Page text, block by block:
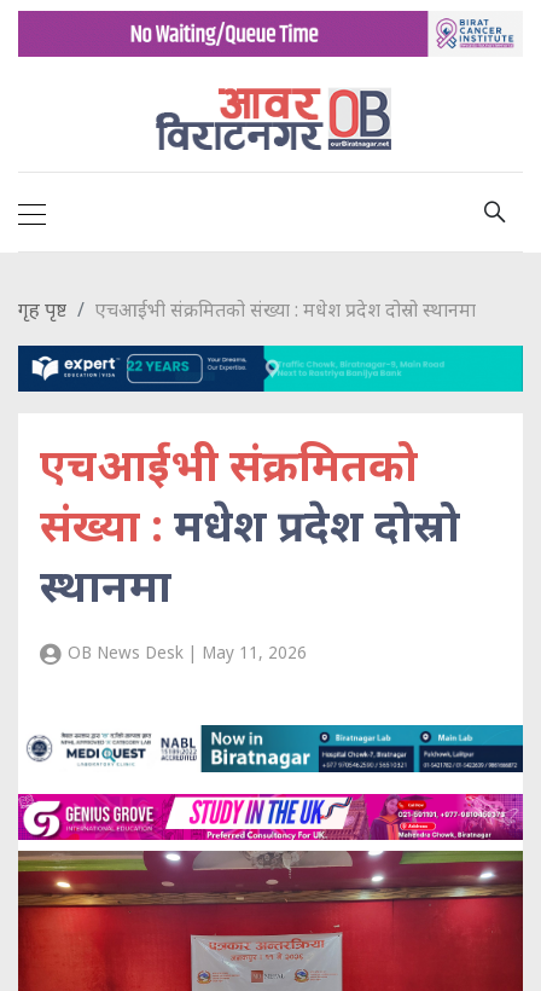
गृह पृष्ट एचआईभी संक्रमितको संख्या : मधेश प्रदेश दोस्रो स्थानमा
एचआईभी संक्रमितको
संख्या : मधेश प्रदेश दोस्रो
स्थानमा
OB News Desk | May 11, 2026